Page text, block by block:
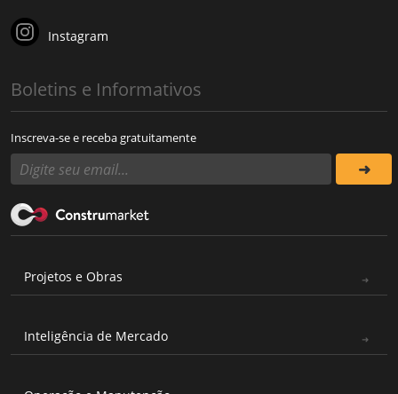
Instagram
Boletins e Informativos
Inscreva-se e receba gratuitamente
Projetos e Obras
Inteligência de Mercado